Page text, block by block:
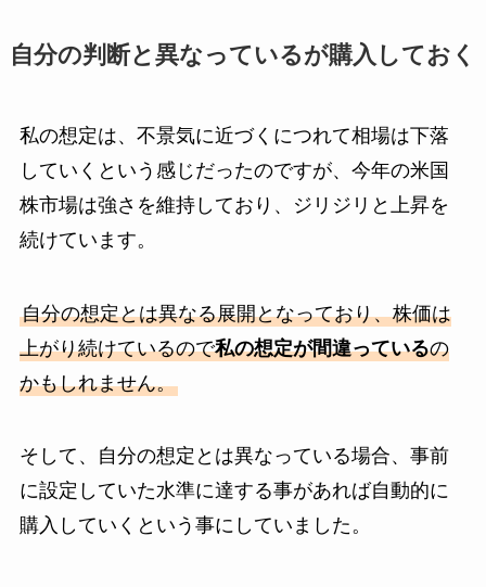
自分の判断と異なっているが購入しておく
私の想定は、不景気に近づくにつれて相場は下落
していくという感じだったのですが、今年の米国
株市場は強さを維持しており、ジリジリと上昇を
続けています。
自分の想定とは異なる展開となっており、株価は
上がり続けているので私の想定が間違っているの
かもしれません。
そして、自分の想定とは異なっている場合、事前
に設定していた水準に達する事があれば自動的に
購入していくという事にしていました。